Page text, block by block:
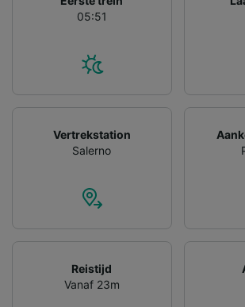
05:51
Vertrekstation
Salerno
Reistijd
Vanaf 23m
gevraagd om je niet te volgen.
voor de volgende doeleinden:
Precieze geolocatiegegevens
apparaatkenmerken actief scannen
identificatie. Informatie op een
advertenties en content,
contentmetingen,
Partnerlijst (derden)